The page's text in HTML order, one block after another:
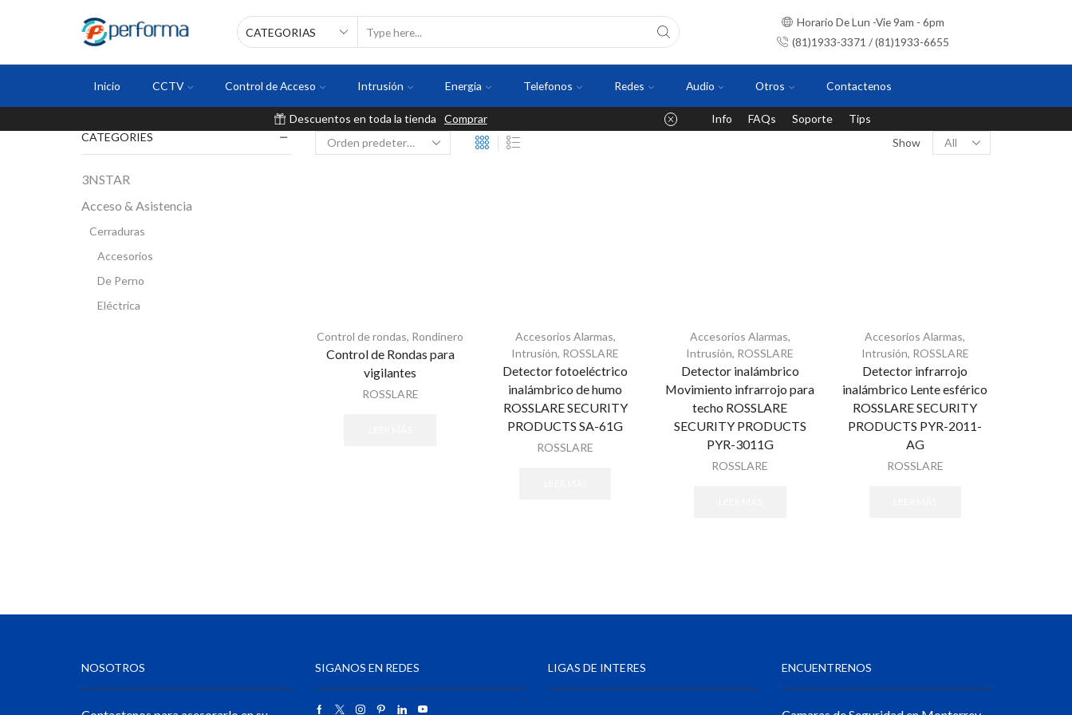
Horario De Lun -Vie 9am - 6pm
(81)1933-3371 / (81)1933-6655
Inicio CCTV Control de Acceso Intrusión Energia Telefonos Redes Audio Otros Contactenos
Descuentos en toda la tienda Comprar Info FAQs Soporte
Tips
Show
Control de rondas, Rondinero
Control de Rondas para
vigilantes
ROSSLARE
Accesorios Alarmas,
Intrusión, ROSSLARE
Detector fotoeléctrico
inalámbrico de humo
ROSSLARE SECURITY
PRODUCTS SA-61G
ROSSLARE
Accesorios Alarmas,
Intrusión, ROSSLARE
Detector inalámbrico
Movimiento infrarrojo para
techo ROSSLARE
SECURITY PRODUCTS
PYR-3011G
ROSSLARE
Accesorios Alarmas,
Intrusión, ROSSLARE
Detector infrarrojo
inalámbrico Lente esférico
ROSSLARE SECURITY
PRODUCTS PYR-2011-
AG
ROSSLARE
CATEGORIES
3NSTAR
Acceso & Asistencia
Cerraduras
Accesorios
De Perno
Eléctrica
Refacciones - Control Acceso
Controladores y Distribuidores
NOSOTROS SIGANOS EN REDES LIGAS DE INTERES ENCUENTRENOS